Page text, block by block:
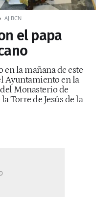
AJ BCN
el papa
la mañana de este
Ayuntamiento en la
Monasterio de
Torre de Jesús de la